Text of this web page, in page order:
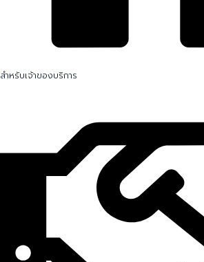
สำหรับเจ้าของบริการ